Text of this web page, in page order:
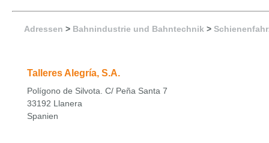
Adressen > Bahnindustrie und Bahntechnik >
Talleres Alegría, S.A.
Polígono de Silvota. C/ Peña Santa 7
33192 Llanera
Spanien